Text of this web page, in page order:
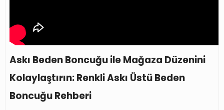
Askı Beden Boncuğu ile Mağaza Düzenini
Kolaylaştırın: Renkli Askı Üstü Beden
Boncuğu Rehberi